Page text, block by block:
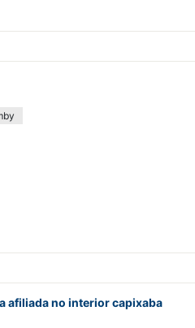
afiliada no interior capixaba